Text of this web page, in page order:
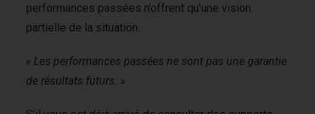
performances passées n’offrent qu’une vision
partielle de la situation.
« Les performances passées ne sont pas une garantie
de résultats futurs. »